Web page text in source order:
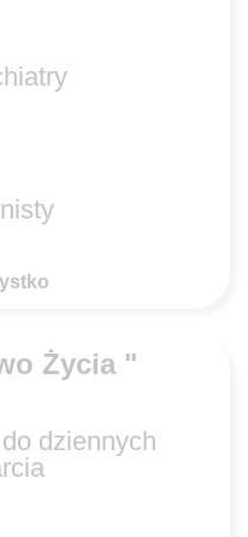
Życia "
dziennych